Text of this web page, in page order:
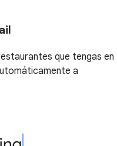
que tengas en
a